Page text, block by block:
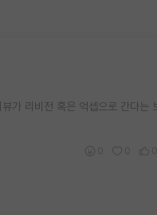
가 리비전 혹은 억셉으로 간다는